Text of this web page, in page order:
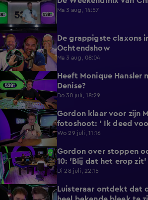
Ma 3 aug, 14:57
1:36
De grappigste claxons
Ochtendshow
Ma 3 aug, 08:04
5:35
Heeft Monique Hansler
Denise?
Do 30 juli, 18:29
4:33
Gordon klaar voor zijn
fotoshoot: ' Ik deed
wandelen'.
Wo 29 juli, 11:16
4:28
Gordon over stoppen
10: 'Blij dat het erop zit'
Di 28 juli, 22:15
4:45
Luisteraar ontdekt dat